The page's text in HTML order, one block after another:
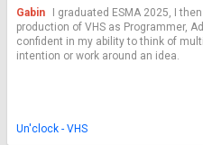
Gabin
I graduated ESMA 2025, I
production of VHS as Programmer,
confident in my ability to think of
intention or work around an idea.
Un'clock - VHS